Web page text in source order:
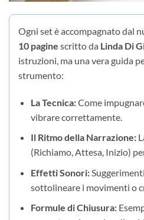
Ogni set è accompagnato dal
10 pagine scritto da Linda Di
istruzioni, ma una vera guida
strumento:
La Tecnica:Come
vibrare correttamente.
Il Ritmo della Narrazione:
(Richiamo, Attesa, Inizio)
Effetti Sonori:
sottolineare i movimenti o
Formule di Chiusura: